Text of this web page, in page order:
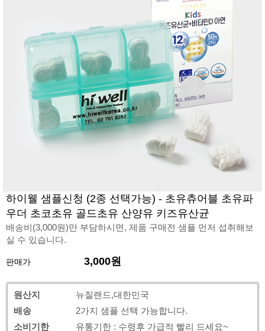
하이웰 샘플신청 (2종 선택가능) - 초유츄어블 초유파
우더 초코초유 골드초유 산양유 키즈유산균
배송비(3,000원)만 부담하시면, 제품 구매전 샘플 먼저 섭취해보
실 수 있습니다.
판매가 3,000원
원산지
뉴질랜드,대한민국
배송
2가지 샘플 선택 가능합니다.
소비기한
유통기한 : 수령후 가급적 빨리 드세요~